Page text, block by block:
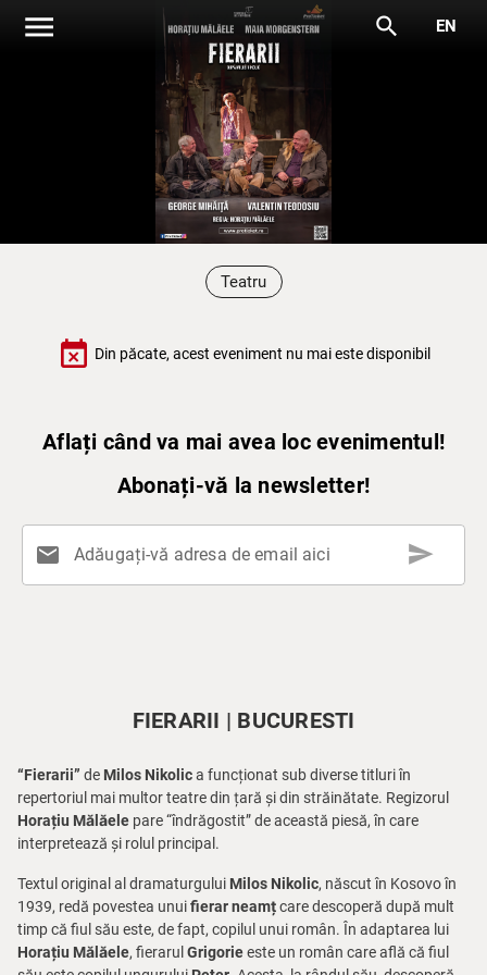
menu search EN
Teatru
event_busy Din păcate, acest eveniment nu mai este disponibil
Aflați când va mai avea loc evenimentul!
Abonați-vă la newsletter!
mail Adăugați-vă adresa de email aici send
FIERARII | BUCURESTI
“Fierarii” de Milos Nikolica funcționat sub diverse titluri în
repertoriul mai multor teatre din țară și din străinătate. Regizorul
Horațiu Mălăele pare “îndrăgostit” de această piesă, în care
interpretează și rolul principal.
Textul original al dramaturgului Milos Nikolic, născut în Kosovo în
1939, redă povestea unuifierar neamțcare descoperă după mult
timp că fiul său este, de fapt, copilul unui român. În adaptarea lui
Horațiu Mălăele, fierarul Grigorieeste un român care află că fiul